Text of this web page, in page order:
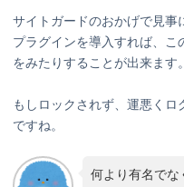
サイトガードのおかげで見事
プラグインを導入すれば、
をみたりすることが出来ます。
もしロックされず、運悪く
ですね。
何より有名でな